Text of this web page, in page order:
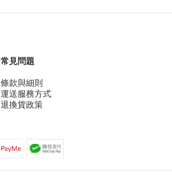
常見問題
條款與細則
運送服務方式
退換貨政策